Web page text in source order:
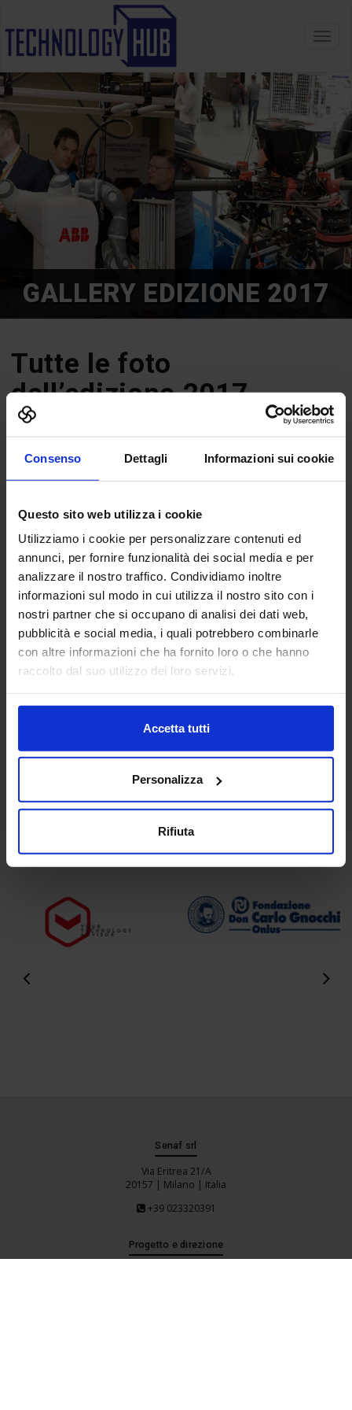
Consenso Dettagli Informazioni sui cookie
Questo sito web utilizza i cookie
Utilizziamo i cookie per personalizzare contenuti ed
annunci, per fornire funzionalità dei social media e per
analizzare il nostro traffico. Condividiamo inoltre
informazioni sul modo in cui utilizza il nostro sito con i
nostri partner che si occupano di analisi dei dati web,
pubblicità e social media, i quali potrebbero combinarle
con altre informazioni che ha fornito loro o che hanno
raccolto dal suo utilizzo dei loro servizi.
Accetta tutti
Personalizza
Rifiuta
GALLERY EDIZIONE 2017
Tutte le foto
dell’edizione 2017
Le immagini delle iniziative speciali, degli stand espositivi e del
per vedere tutte le foto.
Stampa
Technology Hub Informa
App di Technology Hub
Rassegna stampa
Area download
Senaf srl
Via Eritrea 21/A
20157 | Milano | Italia
+39 023320391
Progetto e direzione